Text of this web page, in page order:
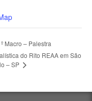
Macro – Palestra
do Rito REAA em São
– SP